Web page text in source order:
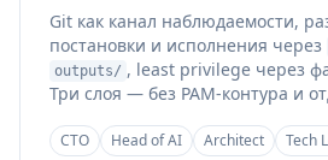
Git как канал наблюдаемости,
постановки и исполнения через
outputs/ , least privilege через
Три слоя — без PAM-контура и
CTO Head of AI Architect Tech